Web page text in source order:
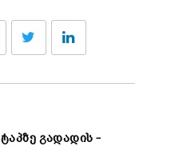
FacebookTwitter
გადადის –